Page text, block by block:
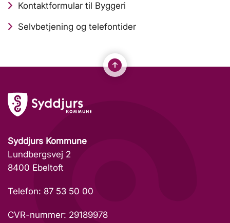
Kontaktformular til Byggeri
Selvbetjening og telefontider
Syddjurs Kommune
Lundbergsvej 2
8400 Ebeltoft
Telefon: 87 53 50 00
CVR-nummer: 29189978